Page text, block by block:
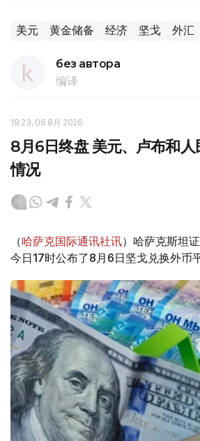
美元 黄金储备 经济 坚戈 外汇
без автора
编译
19:23, 06 8月 2026
8月6日终盘 美元、卢布和
情况
（哈萨克国际通讯社讯）哈萨克斯坦
今日17时公布了8月6日坚戈兑换外币